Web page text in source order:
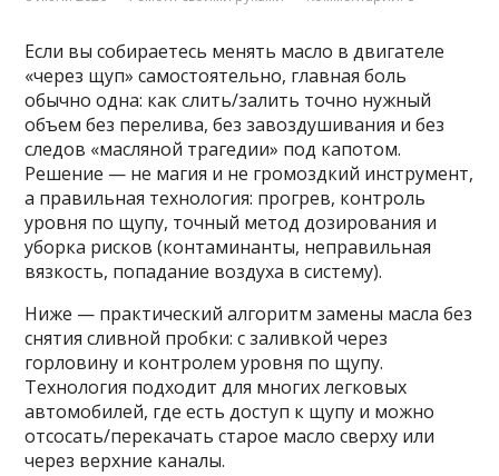
Если вы собираетесь менять масло в двигателе
«через щуп» самостоятельно, главная боль
обычно одна: как слить/залить точно нужный
объем без перелива, без завоздушивания и без
следов «масляной трагедии» под капотом.
Решение — не магия и не громоздкий инструмент,
а правильная технология: прогрев, контроль
уровня по щупу, точный метод дозирования и
уборка рисков (контаминанты, неправильная
вязкость, попадание воздуха в систему).
Ниже — практический алгоритм замены масла без
снятия сливной пробки: с заливкой через
горловину и контролем уровня по щупу.
Технология подходит для многих легковых
автомобилей, где есть доступ к щупу и можно
отсосать/перекачать старое масло сверху или
через верхние каналы.